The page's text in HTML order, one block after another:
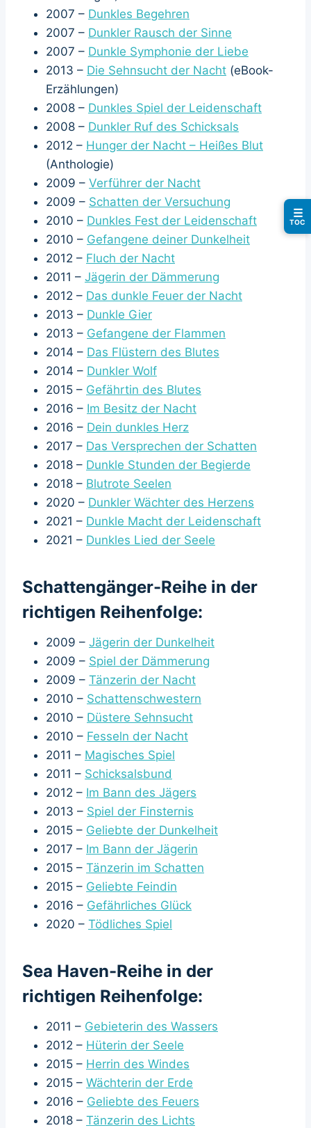
2007 – Dunkles Begehren
2007 – Dunkler Rausch der Sinne
2007 – Dunkle Symphonie der Liebe
2013 – Die Sehnsucht der Nacht (eBook-
Erzählungen)
2008 – Dunkles Spiel der Leidenschaft
2008 – Dunkler Ruf des Schicksals
2012 – Hunger der Nacht – Heißes Blut
(Anthologie)
2009 – Verführer der Nacht
2009 – Schatten der Versuchung
2010 – Dunkles Fest der Leidenschaft
2010 – Gefangene deiner Dunkelheit
2012 – Fluch der Nacht
2011 – Jägerin der Dämmerung
2012 – Das dunkle Feuer der Nacht
2013 – Dunkle Gier
2013 – Gefangene der Flammen
2014 – Das Flüstern des Blutes
2014 – Dunkler Wolf
2015 – Gefährtin des Blutes
2016 – Im Besitz der Nacht
2016 – Dein dunkles Herz
2017 – Das Versprechen der Schatten
2018 – Dunkle Stunden der Begierde
2018 – Blutrote Seelen
2020 – Dunkler Wächter des Herzens
2021 – Dunkle Macht der Leidenschaft
2021 – Dunkles Lied der Seele
Schattengänger-Reihe in der
richtigen Reihenfolge:
2009 – Jägerin der Dunkelheit
2009 – Spiel der Dämmerung
2009 – Tänzerin der Nacht
2010 – Schattenschwestern
2010 – Düstere Sehnsucht
2010 – Fesseln der Nacht
2011 – Magisches Spiel
2011 – Schicksalsbund
2012 – Im Bann des Jägers
2013 – Spiel der Finsternis
2015 – Geliebte der Dunkelheit
2017 – Im Bann der Jägerin
2015 – Tänzerin im Schatten
2015 – Geliebte Feindin
2016 – Gefährliches Glück
2020 – Tödliches Spiel
Sea Haven-Reihe in der
richtigen Reihenfolge:
2011 – Gebieterin des Wassers
2012 – Hüterin der Seele
2015 – Herrin des Windes
2015 – Wächterin der Erde
2016 – Geliebte des Feuers
2018 – Tänzerin des Lichts
☰
TOC